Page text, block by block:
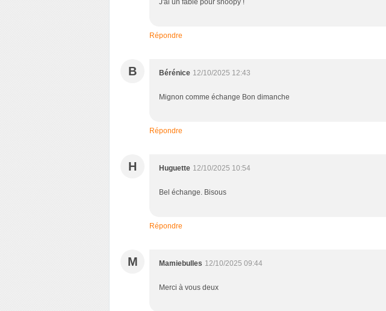
J'ai un fable pour snoopy !
Répondre
B Bérénice 12/10/2025 12:43
Mignon comme échange Bon dimanche
Répondre
H Huguette 12/10/2025 10:54
Bel échange. Bisous
Répondre
M Mamiebulles 12/10/2025 09:44
Merci à vous deux